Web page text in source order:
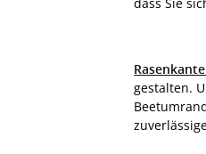
gestalten.